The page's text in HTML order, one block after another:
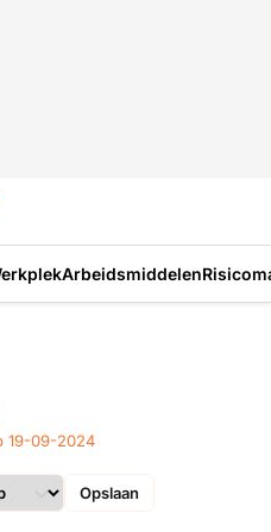
Arbeidsmiddelen
19-09-2024
Opslaan